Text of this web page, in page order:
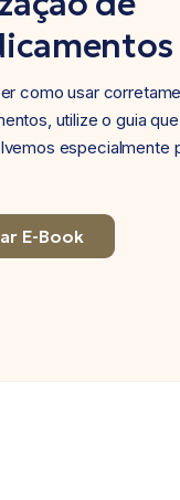
como usar
utilize o guia que
especialmente
E-Book